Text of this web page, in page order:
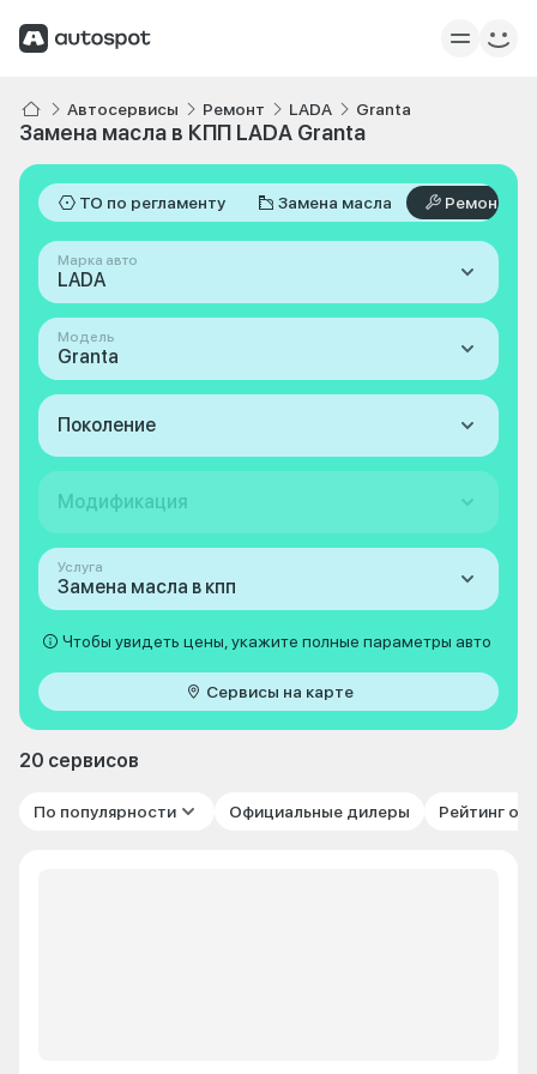
Автосервисы Ремонт LADA Granta
Замена масла в КПП LADA Granta
ТО по регламенту Замена масла Ремонт
Марка авто
LADA
Модель
Granta
Поколение
Модификация
Услуга
Замена масла в кпп
Чтобы увидеть цены, укажите полные параметры авто
Сервисы на карте
20 сервисов
По популярности Официальные дилеры Рейтинг